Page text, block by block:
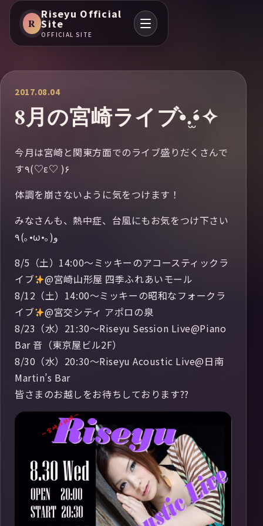
R
Riseyu Official
Site
OFFICIAL SITE
2017.08.04
8月の宮崎ライブ•̀.̫•́✧
今月は宮崎と関東方面でのライブ盛りだくさんで
す٩(♡ε♡ )۶
体調を崩さないように気をつけます！
みなさんも、熱中症、台風にもお気をつけ下さい
٩(｡•ω•｡) و
8/5（土）14:00〜ミッキーのアコースティックラ
イブ
@宮崎山形屋 四季ふれあいモール
8/12（土）14:00〜ミッキーの昭和なフォークラ
イブ
@宮交シティ アポロの泉
8/23（水）21:30〜Riseyu Session Live@Piano
Bar 音（東京屋ビル2F）
8/30（水）20:30〜Riseyu Acoustic Live@日南
Martin’s Bar
皆さまのお越しをお待ちしております??